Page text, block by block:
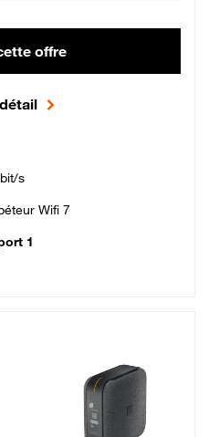
offre
s
Wifi 7
1
49,99 € par mois, Sans engagement